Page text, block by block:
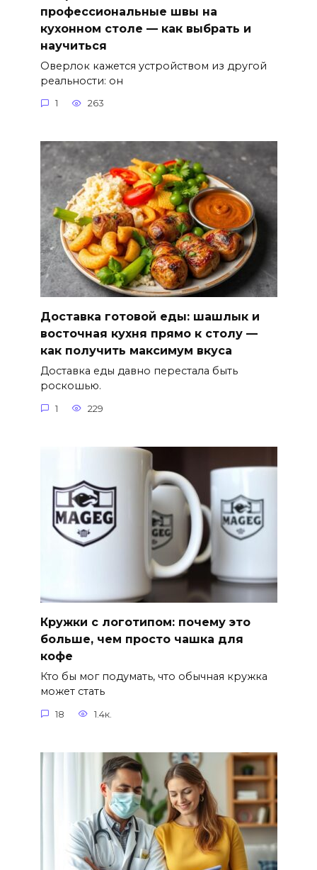
профессиональные швы на
кухонном столе — как выбрать и
научиться
Оверлок кажется устройством из другой
реальности: он
1 263
Доставка готовой еды: шашлык и
восточная кухня прямо к столу —
как получить максимум вкуса
Доставка еды давно перестала быть
роскошью.
1 229
Кружки с логотипом: почему это
больше, чем просто чашка для
кофе
Кто бы мог подумать, что обычная кружка
может стать
18 1.4к.